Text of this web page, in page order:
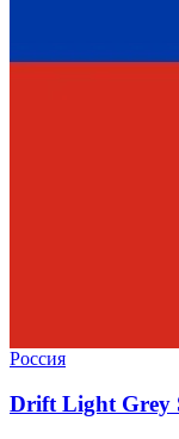
Россия
Drift Light Grey